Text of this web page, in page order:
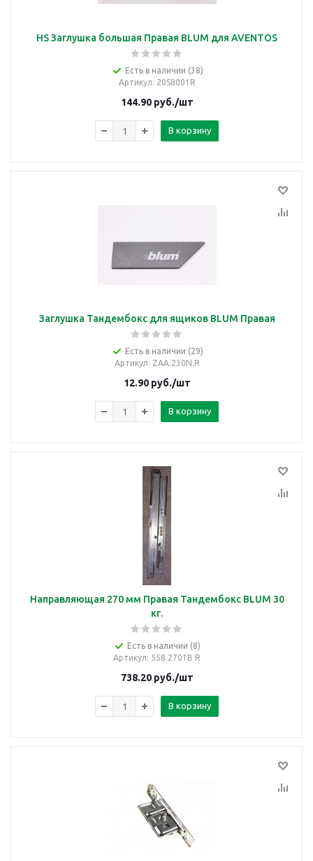
HS Заглушка большая Правая BLUM для AVENTOS
Есть в наличии (38)
Артикул: 20S8001R
144.90руб./шт
В корзину
Заглушка Тандембокс для ящиков BLUM Правая
Есть в наличии (29)
Артикул: ZAA.230N.R
12.90руб./шт
В корзину
Направляющая 270 мм Правая Тандембокс BLUM 30
кг.
Есть в наличии (8)
Артикул: 558.2701B R
738.20руб./шт
В корзину